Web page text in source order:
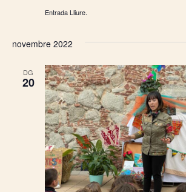
Entrada Lliure.
novembre 2022
DG
20